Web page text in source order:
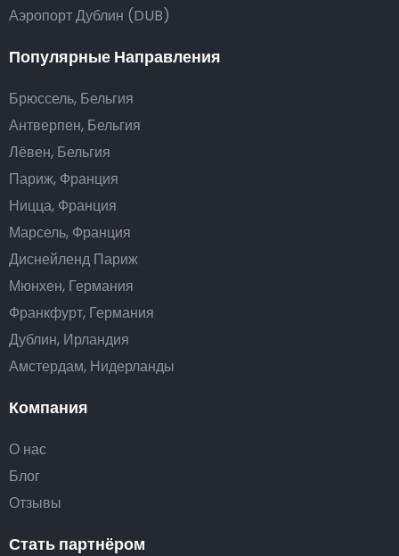
Компания
О нас
Блог
Отзывы
Стать партнёром
Аэропорт Дублин (DUB)
Популярные Направления
Брюссель, Бельгия
Антверпен, Бельгия
Лёвен, Бельгия
Париж, Франция
Ницца, Франция
Марсель, Франция
Диснейленд Париж
Мюнхен, Германия
Франкфурт, Германия
Дублин, Ирландия
Амстердам, Нидерланды